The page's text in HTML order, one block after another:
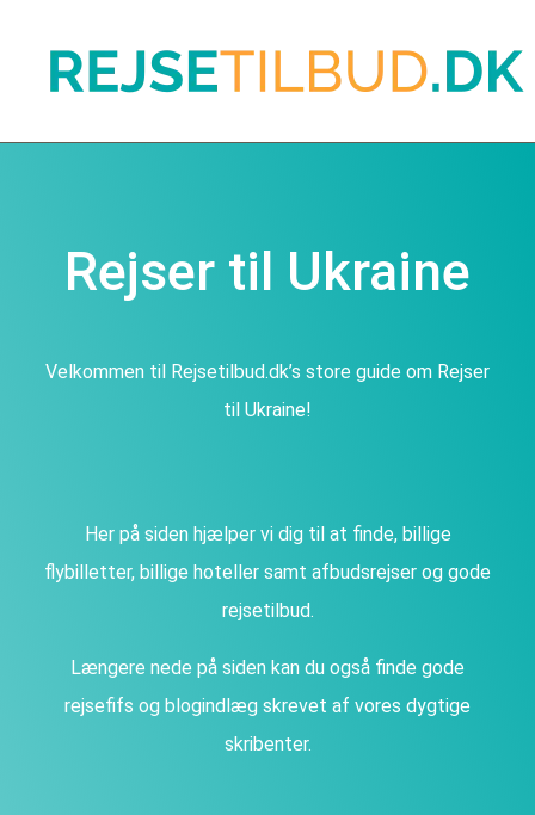
Rejser til Ukraine
Velkommen til Rejsetilbud.dk’s store guide om Rejser
til Ukraine!
Her på siden hjælper vi dig til at finde, billige
flybilletter, billige hoteller samt afbudsrejser og gode
rejsetilbud.
Længere nede på siden kan du også finde gode
rejsefifs og blogindlæg skrevet af vores dygtige
skribenter.